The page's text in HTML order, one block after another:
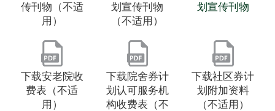
传刊物（不适
用）
划宣传刊物
（不适用）
划宣传刊物
下载安老院收
费表（不适
用）
下载院舍券计
划认可服务机
构收费表（不
下载社区券计
划附加资料
（不适用）